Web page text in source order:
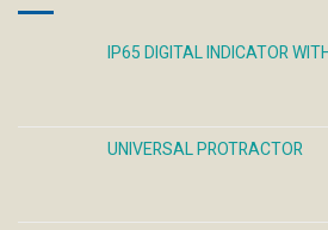
IP65 DIGITAL INDICATOR
UNIVERSAL PROTRACTOR